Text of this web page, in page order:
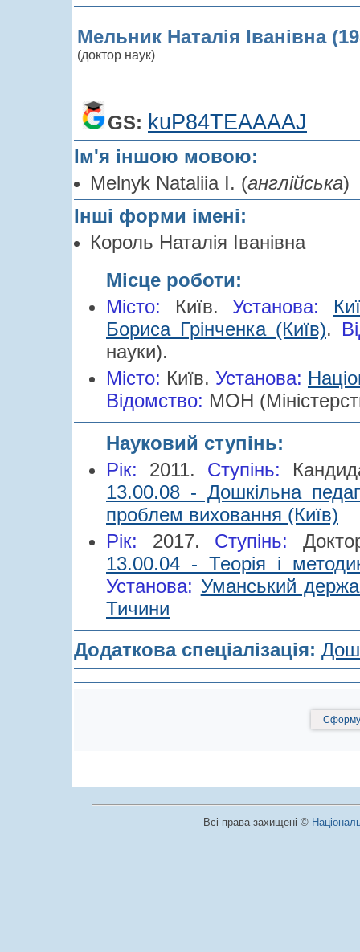
Мельник Наталія Іванівна
(доктор наук)
GS: kuP84TEAAAAJ
Ім'я іншою мовою:
Melnyk Nataliia І. (англійська)
Інші форми імені:
Король Наталія Іванівна
Місце роботи:
Місто: Київ. Установа:
Бориса Грінченка (Київ).
науки).
Місто: Київ. Установа:
Відомство: МОН
Науковий ступінь:
Рік: 2011. Cтупінь:
13.00.08 - Дошкільна
проблем виховання (Київ)
Рік: 2017. Cтупінь:
13.00.04 - Теорія і
Установа: Уманський
Тичини
Додаткова спеціалізація:
Всі права захищені ©